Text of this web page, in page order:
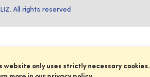
All rights reserved
website only uses strictly necessary cookies.